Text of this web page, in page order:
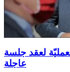
لعقد جلسة
عاجلة